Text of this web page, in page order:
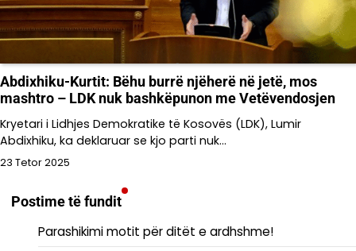
Abdixhiku-Kurtit: Bëhu burrë njëherë në jetë, mos
mashtro – LDK nuk bashkëpunon me Vetëvendosjen
Kryetari i Lidhjes Demokratike të Kosovës (LDK), Lumir
Abdixhiku, ka deklaruar se kjo parti nuk…
23 Tetor 2025
Postime të fundit
Parashikimi motit për ditët e ardhshme!